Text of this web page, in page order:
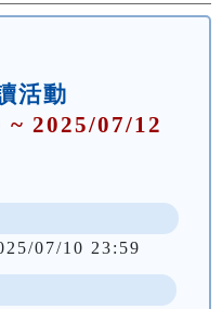
活動
~ 2025/07/12
07/10 23:59